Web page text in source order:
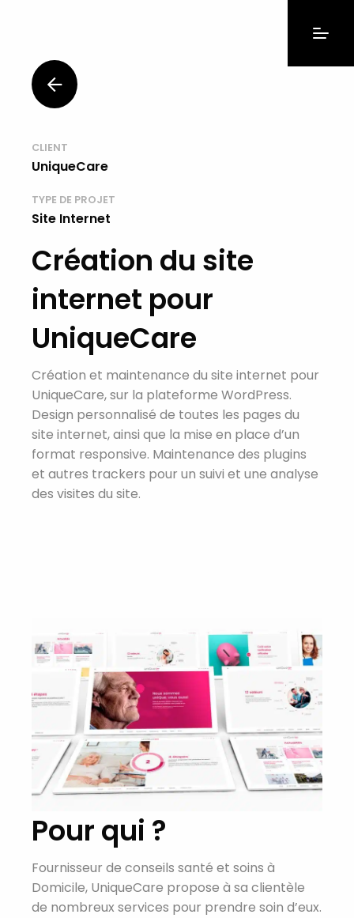
CLIENT
UniqueCare
TYPE DE PROJET
Site Internet
Création du site
internet pour
UniqueCare
Création et maintenance du site internet pour
UniqueCare, sur la plateforme WordPress.
Design personnalisé de toutes les pages du
site internet, ainsi que la mise en place d’un
format responsive. Maintenance des plugins
et autres trackers pour un suivi et une analyse
des visites du site.
Pour qui ?
Fournisseur de conseils santé et soins à
Domicile, UniqueCare propose à sa clientèle
de nombreux services pour prendre soin d’eux.